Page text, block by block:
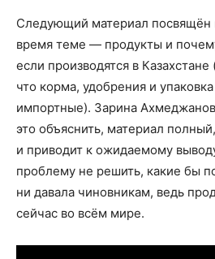
Следующий материал посвящён
время теме — продукты и
если производятся в
что корма, удобрения и
импортные). Зарина
это объяснить, материал
и приводит к ожидаемому
проблему не решить, какие бы
ни давала чиновникам, ведь
сейчас во всём мире.